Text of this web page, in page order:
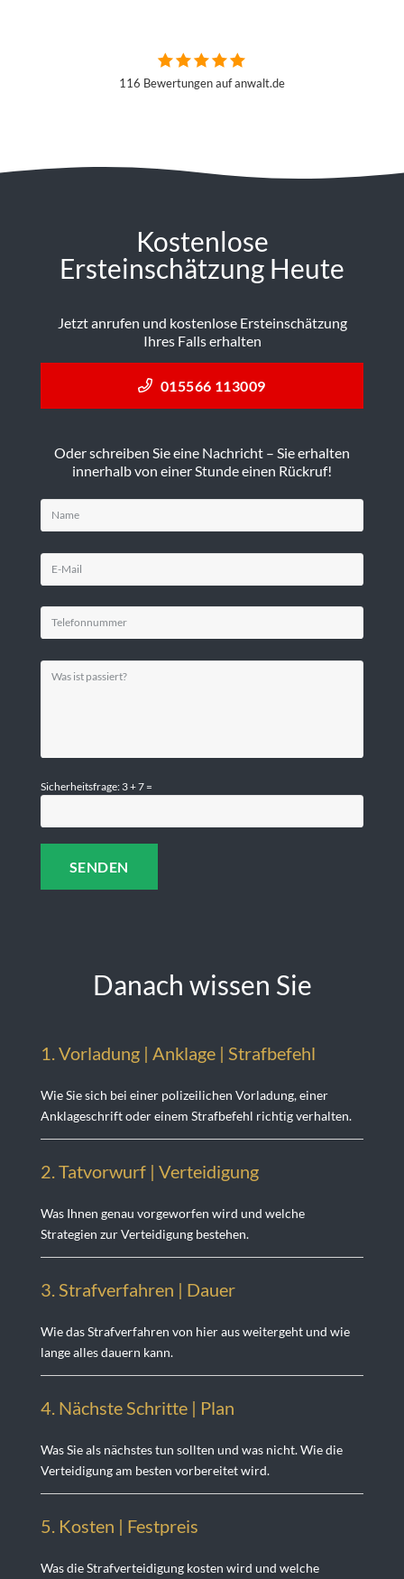
116 Bewertungen auf anwalt.de
Kostenlose
Ersteinschätzung Heute
Jetzt anrufen und kostenlose Ersteinschätzung
Ihres Falls erhalten
015566 113009
Oder schreiben Sie eine Nachricht – Sie erhalten
innerhalb von einer Stunde einen Rückruf!
Sicherheitsfrage: 3 + 7 =
Danach wissen Sie
1. Vorladung | Anklage | Strafbefehl
Wie Sie sich bei einer polizeilichen Vorladung, einer
Anklageschrift oder einem Strafbefehl richtig verhalten.
2. Tatvorwurf | Verteidigung
Was Ihnen genau vorgeworfen wird und welche
Strategien zur Verteidigung bestehen.
3. Strafverfahren | Dauer
Wie das Strafverfahren von hier aus weitergeht und wie
lange alles dauern kann.
4. Nächste Schritte | Plan
Was Sie als nächstes tun sollten und was nicht. Wie die
Verteidigung am besten vorbereitet wird.
5. Kosten | Festpreis
Was die Strafverteidigung kosten wird und welche